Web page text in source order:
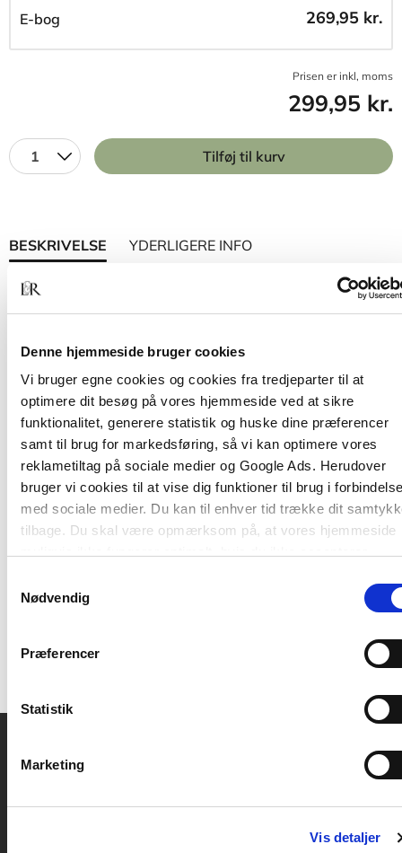
Denne hjemmeside bruger cookies
Vi bruger egne cookies og cookies fra tredjeparter til at
optimere dit besøg på vores hjemmeside ved at sikre
funktionalitet, generere statistik og huske dine præferencer
samt til brug for markedsføring, så vi kan optimere vores
reklametiltag på sociale medier og Google Ads. Herudover
bruger vi cookies til at vise dig funktioner til brug i
med sociale medier. Du kan til enhver tid trække dit
tilbage. Du skal være opmærksom på, at vores hjemmeside
Nødvendig
Præferencer
Statistik
Marketing
Vis detaljer
E-bog 269,95 kr.
Prisen er inkl, moms
299,95 kr.
1 Tilføj til kurv
BESKRIVELSE YDERLIGERE INFO
Pædagogen som leder af børnegrupper og
læringsmiljøpræsenterer strategier samt konkrete
pædagogers ledelse af børnegrupper og
læringsmiljø lykkes, så børnene kommer trygt og
godt gennem nogle vigtige år af deres liv.
Anden udgave af bogen understøtter arbejdet
med at implementere den nye styrkede læreplan.
Forfatteren giver sine bud på et bredt
læringsbegreb og på, hvordan begrebet
læringsmiljø kan defineres og forstås i en
evaluere dagtilbuddets læringsmiljø.
Akademisk Forlag